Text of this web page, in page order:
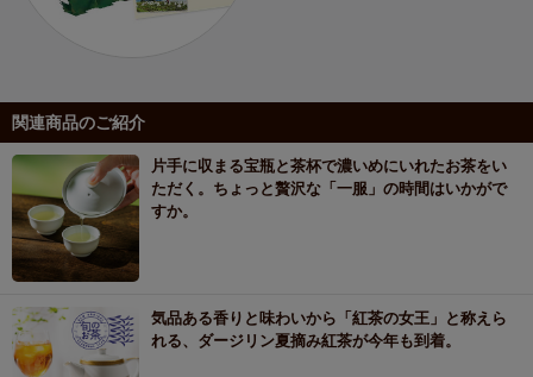
関連商品のご紹介
片手に収まる宝瓶と茶杯で濃いめにいれたお茶をい
ただく。ちょっと贅沢な「一服」の時間はいかがで
すか。
気品ある香りと味わいから「紅茶の女王」と称えら
れる、ダージリン夏摘み紅茶が今年も到着。